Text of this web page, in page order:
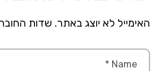
האימייל לא יוצג באתר. שדות